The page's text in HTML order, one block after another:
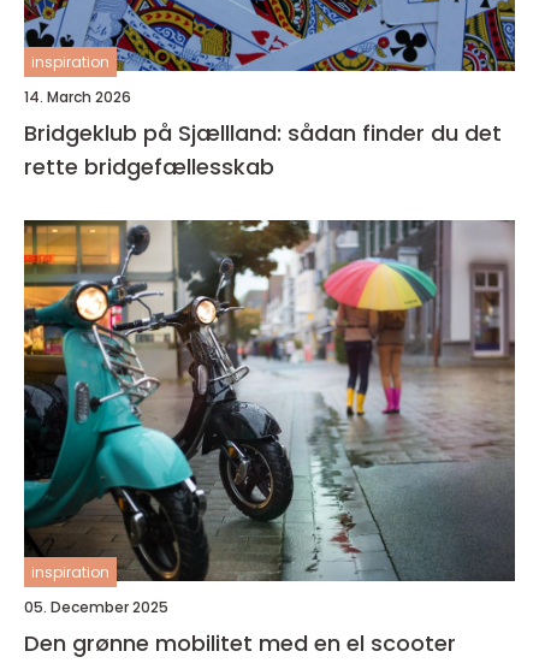
inspiration
14. March 2026
Bridgeklub på Sjællland: sådan finder du det
rette bridgefællesskab
inspiration
05. December 2025
Den grønne mobilitet med en el scooter